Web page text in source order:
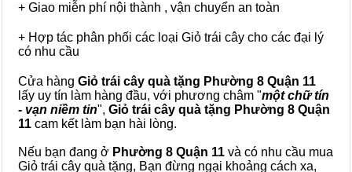
+ Giao miễn phí nội thành , vận chuyển an toàn
+ Hợp tác phân phối các loại Giỏ trái cây cho các đại lý
có nhu cầu
Cửa hàng Giỏ trái cây quà tặng Phường 8 Quận 11
lấy uy tín làm hàng đầu, với phương châm "một chữ tín
- vạn niềm tin", Giỏ trái cây quà tặng Phường 8 Quận
11 cam kết làm bạn hài lòng.
Nếu bạn đang ở Phường 8 Quận 11 và có nhu cầu mua
Giỏ trái cây quà tặng, Bạn đừng ngại khoảng cách xa,